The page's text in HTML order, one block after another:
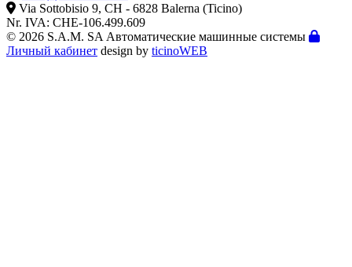
Via Sottobisio 9, CH - 6828 Balerna (Ticino)
Nr. IVA: CHE-106.499.609
© 2026 S.A.M. SA Автоматические машинные системы
Личный кабинет design by ticinoWEB